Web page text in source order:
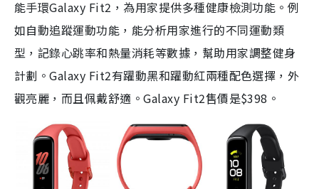
能手環Galaxy Fit2，為用家提供多種健康檢測功能。例
如自動追蹤運動功能，能分析用家進行的不同運動類
型，記錄心跳率和熱量消耗等數據，幫助用家調整健身
計劃。Galaxy Fit2有躍動黑和躍動紅兩種配色選擇，外
觀亮麗，而且佩戴舒適。Galaxy Fit2售價是$398。